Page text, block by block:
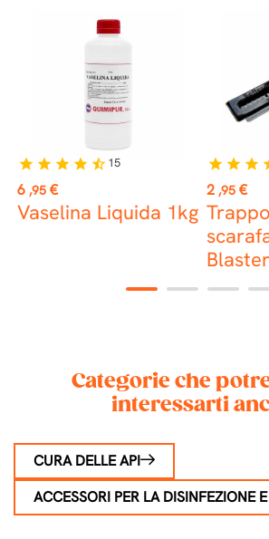
Prezzo
6 ,95 €
Vaselina Liquida 1kg
star star star star star_half 15
Prezzo
2 ,95 €
Blaster
star star star
1 2 3 4
Categorie che
interessarti
CURA DELLE API
ACCESSORI PER LA DISINFEZIONE